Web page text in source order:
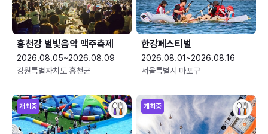
홍천강 별빛음악 맥주축제
2026.08.05~2026.08.09
강원특별자치도 홍천군
한강페스티벌
2026.08.01~2026.08.16
서울특별시 마포구
개최중 개최중